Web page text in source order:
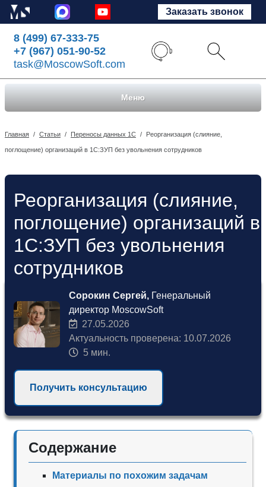
Заказать звонок
8 (499) 67-333-75
+7 (967) 051-90-52
task@MoscowSoft.com
Меню
Главная / Статьи / Переносы данных 1С / Реорганизация (слияние,
поглощение) организаций в 1С:ЗУП без увольнения сотрудников
Реорганизация (слияние,
поглощение) организаций в
1С:ЗУП без увольнения
сотрудников
Сорокин Сергей, Генеральный
директор MoscowSoft
27.05.2026
Актуальность проверена: 10.07.2026
5 мин.
Получить консультацию
Содержание
Материалы по похожим задачам